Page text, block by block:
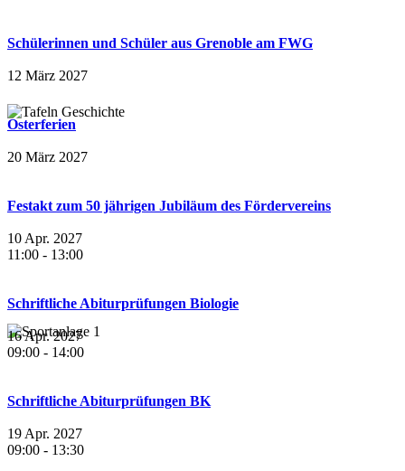
Schülerinnen und Schüler aus Grenoble am FWG
12 März 2027
Osterferien
20 März 2027
Festakt zum 50 jährigen Jubiläum des Fördervereins
10 Apr. 2027
11:00 - 13:00
Schriftliche Abiturprüfungen Biologie
16 Apr. 2027
09:00 - 14:00
Schriftliche Abiturprüfungen BK
19 Apr. 2027
09:00 - 13:30